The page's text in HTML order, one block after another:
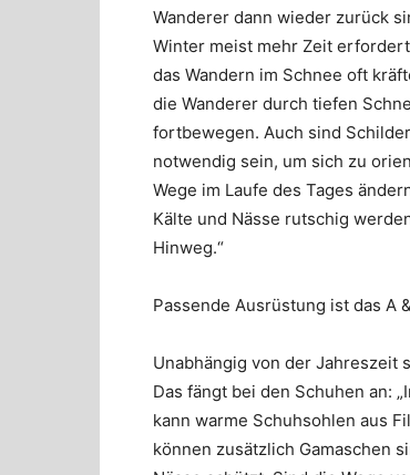
Wanderer dann wieder zurück
Winter meist mehr Zeit
das Wandern im Schnee oft
die Wanderer durch tiefen
fortbewegen. Auch sind
notwendig sein, um sich zu
Wege im Laufe des Tages
Kälte und Nässe rutschig
Hinweg.“
Passende Ausrüstung ist das A
Unabhängig von der Jahreszeit
Das fängt bei den Schuhen an:
kann warme Schuhsohlen aus
können zusätzlich Gamaschen